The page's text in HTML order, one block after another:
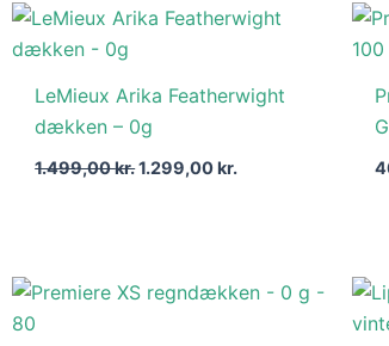
LeMieux Arika Featherwight
dækken – 0g
1.499,00kr.
Den
oprindelige
1.499,00 kr..
1.299,00kr.
Den
aktuelle
1.299,00 kr..